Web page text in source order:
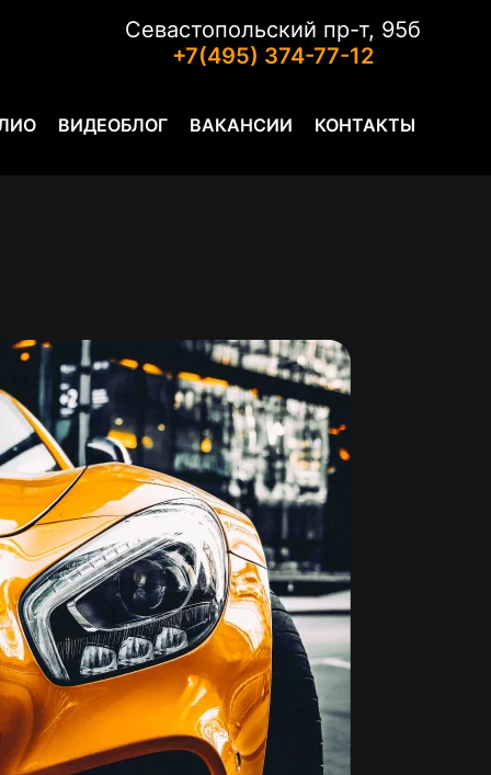
Севастопольский пр-т, 95б
+7(495) 374-77-12
ВИДЕОБЛОГ ВАКАНСИИ КОНТАКТЫ